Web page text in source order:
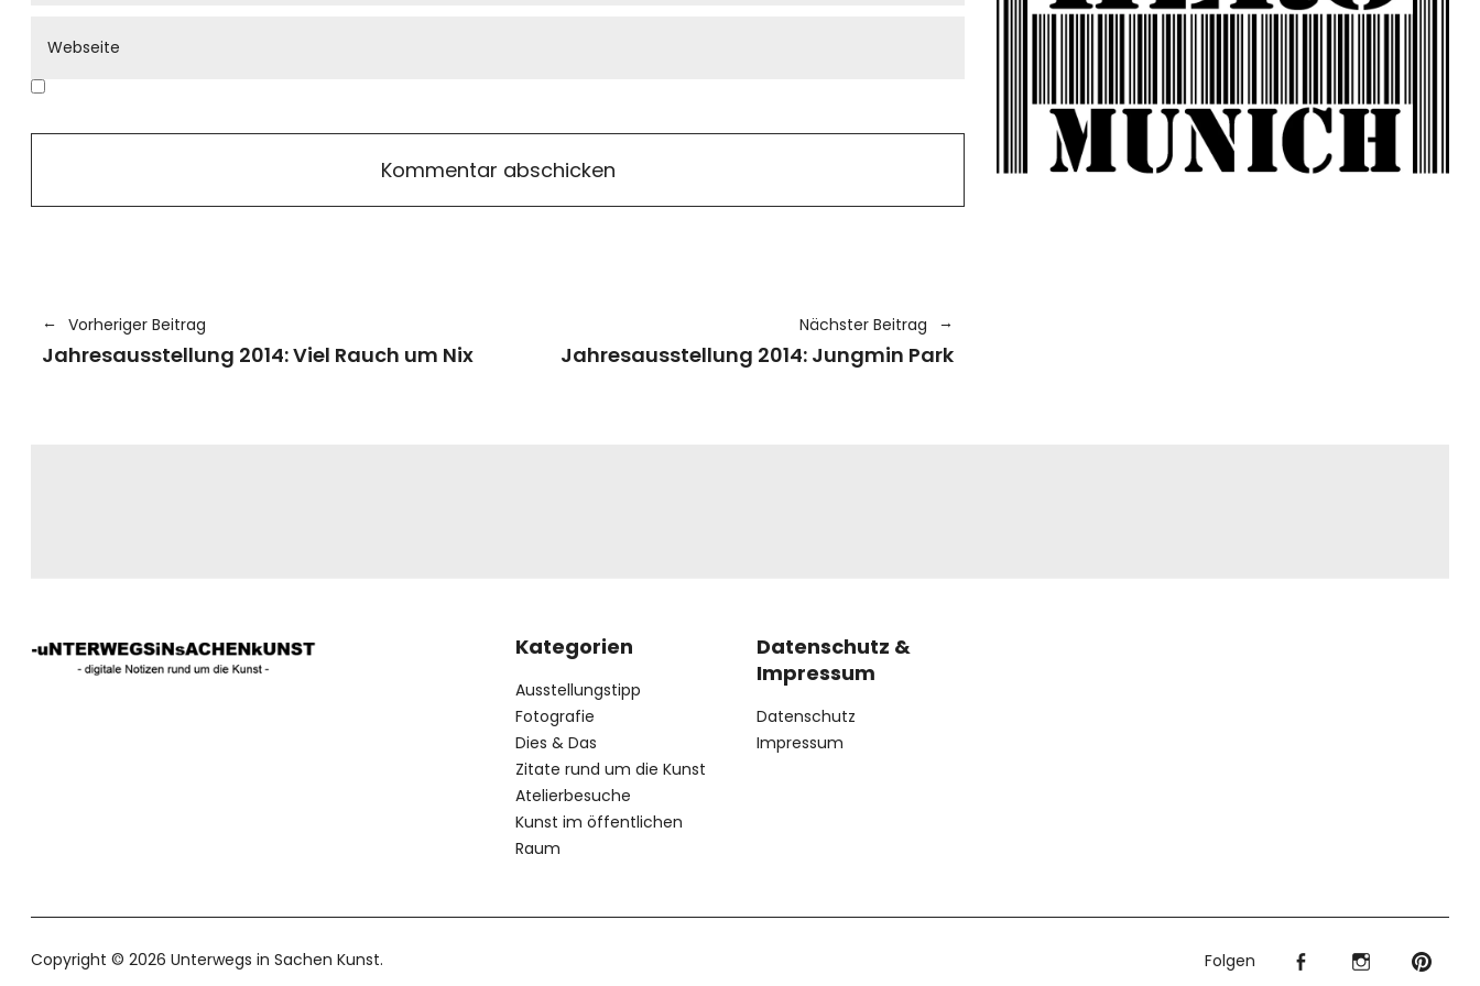
Vorheriger Beitrag
Jahresausstellung 2014: Viel Rauch um Nix
Nächster Beitrag
Jahresausstellung 2014: Jungmin Park
Kategorien
Ausstellungstipp
Fotografie
Dies & Das
Zitate rund um die Kunst
Atelierbesuche
Kunst im öffentlichen
Raum
Datenschutz &
Impressum
Datenschutz
Impressum
Copyright © 2026 Unterwegs in Sachen Kunst Folgen